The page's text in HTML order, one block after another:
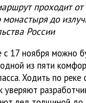
проходит от
монастыря до
России
с 17 ноября можно
из пяти
Ходить по реке
уверяют